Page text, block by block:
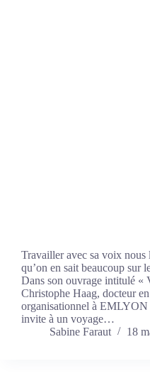
Travailler avec sa voix nous
qu’on en sait beaucoup sur
Dans son ouvrage intitulé «
Christophe Haag, docteur
organisationnel à EMLYON
invite à un voyage…
Sabine Faraut
18